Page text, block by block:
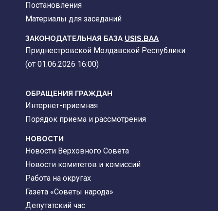
Постановления
Материалы для заседаний
ЗАКОНОДАТЕЛЬНАЯ БАЗА USIS.BAA
Приднестровской Молдавской Республики
(от 01.06.2026 16:00)
ОБРАЩЕНИЯ ГРАЖДАН
Интернет-приемная
Порядок приема и рассмотрения
НОВОСТИ
Новости Верховного Совета
Новости комитетов и комиссий
Работа на округах
Газета «Советы народа»
Депутатский час